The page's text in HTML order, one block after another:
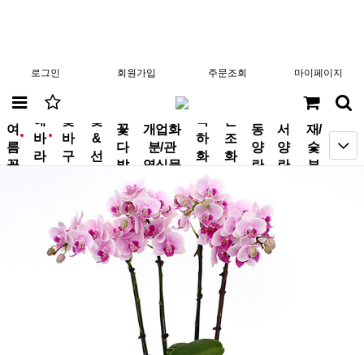
로그인 회원가입 주문조회 마이페이지
new
여
름
꽃
new
해
바
라
꽃
바
구
꽃
&
선
꽃
다
발
개업화
분/관
엽식물
축
하
화
환
근
조
화
동
양
란
서
양
란
분
재/
숯
부